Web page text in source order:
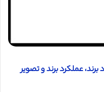
برند، عملکرد برند و تصویر